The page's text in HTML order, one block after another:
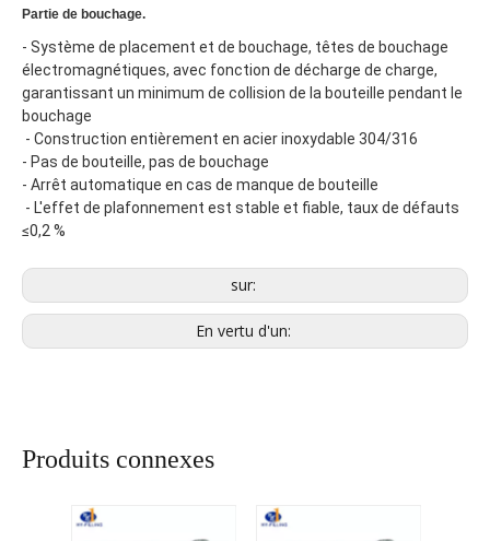
Partie de bouchage.
- Système de placement et de bouchage, têtes de bouchage
électromagnétiques, avec fonction de décharge de charge,
garantissant un minimum de collision de la bouteille pendant le
bouchage
- Construction entièrement en acier inoxydable 304/316
- Pas de bouteille, pas de bouchage
- Arrêt automatique en cas de manque de bouteille
≤0,2 %
sur:
En vertu d'un:
Produits connexes